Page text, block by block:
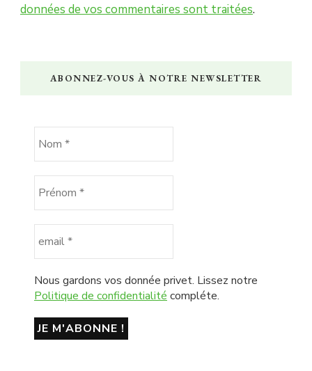
données de vos commentaires sont traitées.
ABONNEZ-VOUS À NOTRE NEWSLETTER
Nous gardons vos donnée privet. Lissez notre
Politique de confidentialité compléte.